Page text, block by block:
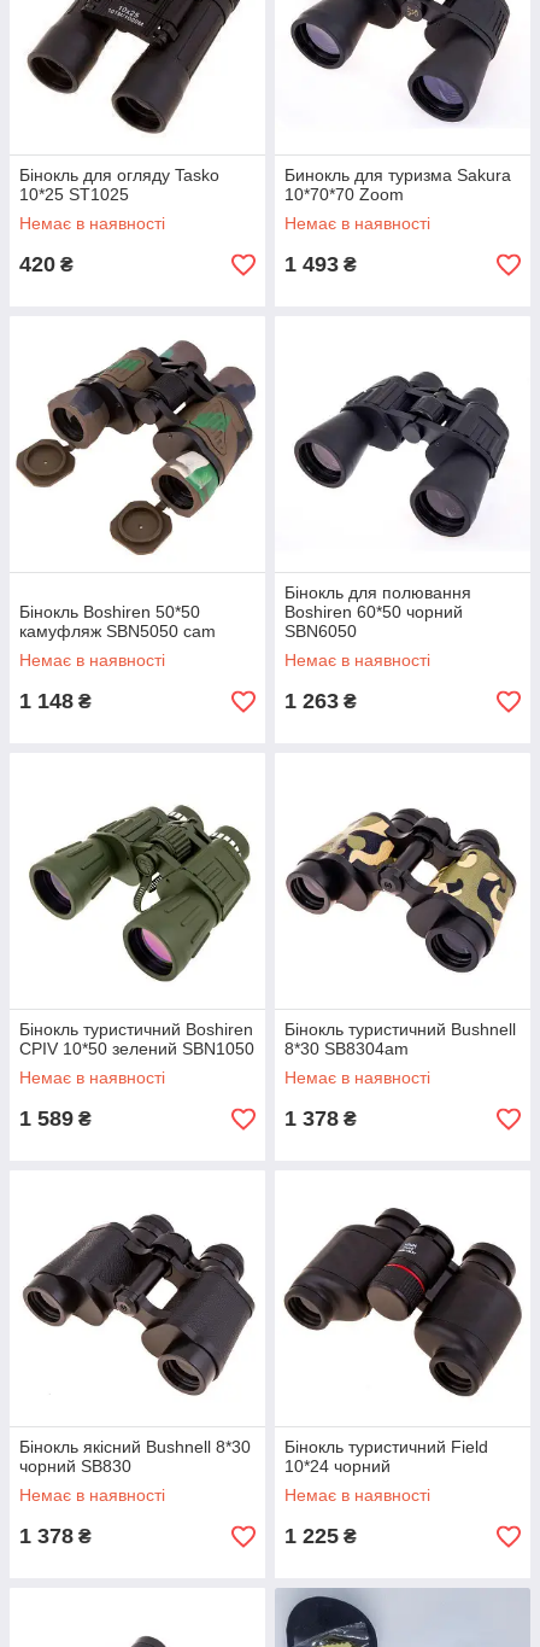
Бінокль для огляду Tasko
10*25 ST1025
Немає в наявності
420 ₴
Бинокль для туризма Sakura
10*70*70 Zoom
Немає в наявності
1 493 ₴
Бінокль Boshiren 50*50
камуфляж SBN5050 cam
Немає в наявності
1 148 ₴
Бінокль для полювання
Boshiren 60*50 чорний
SBN6050
Немає в наявності
1 263 ₴
Бінокль туристичний Boshiren
CPIV 10*50 зелений SBN1050
Немає в наявності
1 589 ₴
Бінокль туристичний Bushnell
8*30 SB8304am
Немає в наявності
1 378 ₴
Бінокль якісний Bushnell 8*30
чорний SB830
Немає в наявності
1 378 ₴
Бінокль туристичний Field
10*24 чорний
Немає в наявності
1 225 ₴